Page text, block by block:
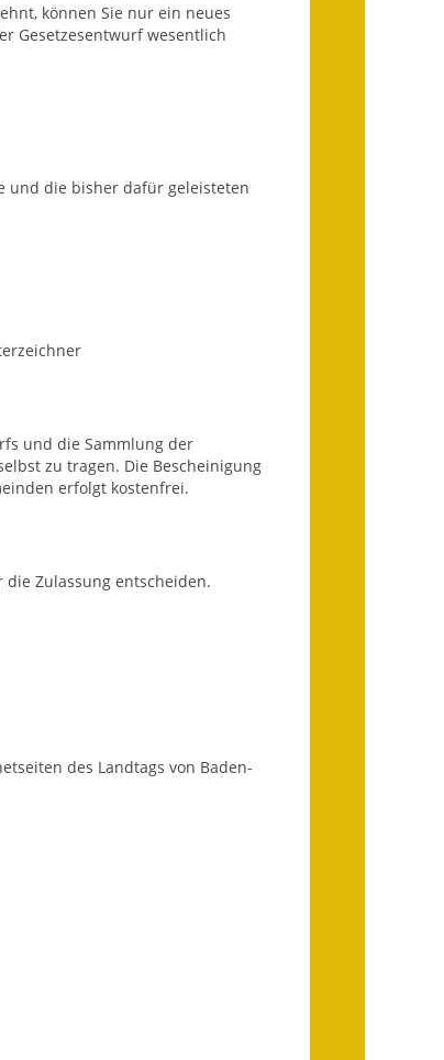
Ortsrecht
Leben
Flächennutzungsplan
Hochwassergefahrenkarte
können Sie nur ein neues
Gesetzesentwurf wesentlich
und die bisher dafür geleisteten
und die Sammlung der
zu tragen. Die Bescheinigung
erfolgt kostenfrei.
Zulassung entscheiden.
des Landtags von Baden-